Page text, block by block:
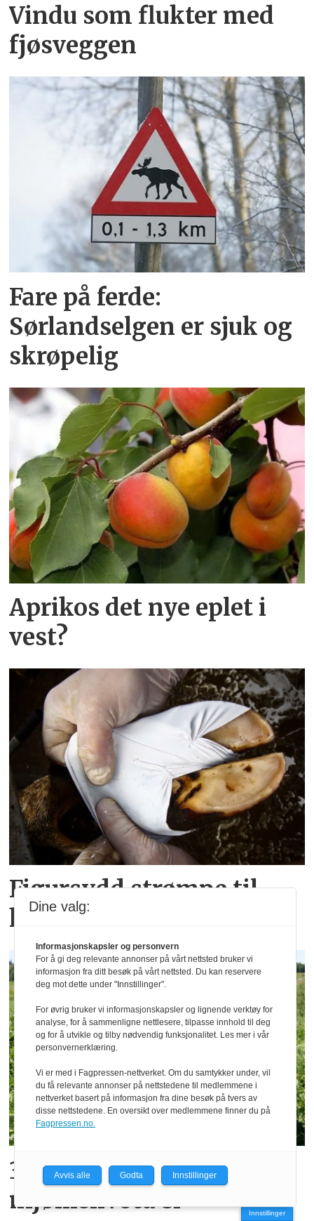
Vindu som flukter med
fjøsveggen
Fare på ferde:
Sørlandselgen er sjuk og
skrøpelig
Aprikos det nye eplet i
vest?
Figursydd strømpe til
kuas klauver
300 vil selge
mjølkekvota si
Innstillinger
Dine valg:
Informasjonskapsler og personvern
For å gi deg relevante annonser på vårt nettsted bruker vi
informasjon fra ditt besøk på vårt nettsted. Du kan reservere
deg mot dette under "Innstillinger".
For øvrig bruker vi informasjonskapsler og lignende verktøy for
analyse, for å sammenligne nettlesere, tilpasse innhold til deg
og for å utvikle og tilby nødvendig funksjonalitet. Les mer i vår
personvernerklæring.
Vi er med i Fagpressen-nettverket. Om du samtykker under, vil
du få relevante annonser på nettstedene til medlemmene i
nettverket basert på informasjon fra dine besøk på tvers av
disse nettstedene. En oversikt over medlemmene finner du på
Fagpressen.no.
Avvis alle Godta Innstillinger